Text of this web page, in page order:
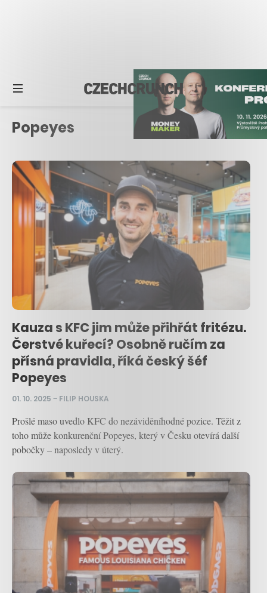
Popeyes
Kauza s KFC jim může přihřát fritézu.
Čerstvé kuřecí? Osobně ručím za
přísná pravidla, říká český šéf
Popeyes
01. 10. 2025 – FILIP HOUSKA
Prošlé maso uvedlo KFC do nezáviděníhodné pozice. Těžit z
toho může konkurenční Popeyes, který v Česku otevírá další
pobočky – naposledy v úterý.